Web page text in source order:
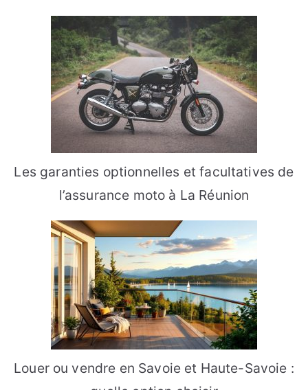
Les garanties optionnelles et facultatives de
l’assurance moto à La Réunion
Louer ou vendre en Savoie et Haute-Savoie :